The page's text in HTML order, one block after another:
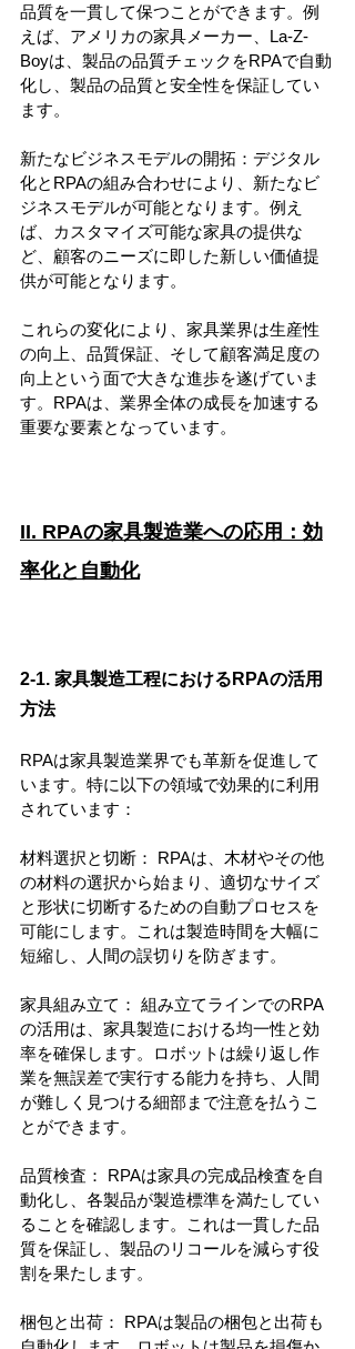
品質を一貫して保つことができます。例
えば、アメリカの家具メーカー、La-Z-
Boyは、製品の品質チェックをRPAで自動
化し、製品の品質と安全性を保証してい
ます。
新たなビジネスモデルの開拓：デジタル
化とRPAの組み合わせにより、新たなビ
ジネスモデルが可能となります。例え
ば、カスタマイズ可能な家具の提供な
ど、顧客のニーズに即した新しい価値提
供が可能となります。
これらの変化により、家具業界は生産性
の向上、品質保証、そして顧客満足度の
向上という面で大きな進歩を遂げていま
す。RPAは、業界全体の成長を加速する
重要な要素となっています。
II. RPAの家具製造業への応用：効
率化と自動化
2-1. 家具製造工程におけるRPAの活用
方法
RPAは家具製造業界でも革新を促進して
います。特に以下の領域で効果的に利用
されています：
材料選択と切断： RPAは、木材やその他
の材料の選択から始まり、適切なサイズ
と形状に切断するための自動プロセスを
可能にします。これは製造時間を大幅に
短縮し、人間の誤切りを防ぎます。
家具組み立て： 組み立てラインでのRPA
の活用は、家具製造における均一性と効
率を確保します。ロボットは繰り返し作
業を無誤差で実行する能力を持ち、人間
が難しく見つける細部まで注意を払うこ
とができます。
品質検査： RPAは家具の完成品検査を自
動化し、各製品が製造標準を満たしてい
ることを確認します。これは一貫した品
質を保証し、製品のリコールを減らす役
割を果たします。
梱包と出荷： RPAは製品の梱包と出荷も